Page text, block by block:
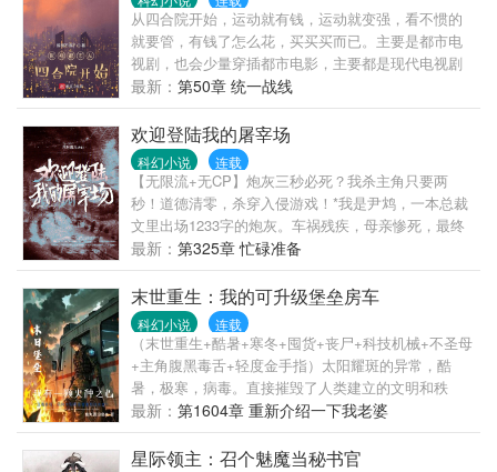
从四合院开始，运动就有钱，运动就变强，看不惯的
就要管，有钱了怎么花，买买买而已。主要是都市电
视剧，也会少量穿插都市电影，主要都是现代电视剧
如：四合院，欢乐颂、正阳门下、小女人、三十而
已，北京爱情故事、好先生、小欢喜、小舍得、我的
体育老师……
最新： 第50章 统一战线
欢迎登陆我的屠宰场
科幻小说 连载
【无限流+无CP】炮灰三秒必死？我杀主角只要两
秒！道德清零，杀穿入侵游戏！*我是尹鸩，一本总裁
文里出场1233字的炮灰。车祸残疾，母亲惨死，最终
没有尊严的‘被消失’——这是我的既定情节。一切悲
惨，只为衬托反派的残忍，再为女主高光时刻助力。
系统说：接受新身份，忘掉一切重新开始。我不！
【你拒绝了所有剧本，现在，去写你自己的】我被扔
进一场末日入侵游戏。赛博血族、古滇蛇疫、阴城归
魂、废土虫灾……无数副本和怪物正朝我和我的世界
呼啸而来，死亡如影随形。他们都说，炮灰活不过三
秒。巧了~我杀人不用三秒。主角们，欢迎登陆我的屠
宰场！这里是我的神国，你们的埋骨地！
最新： 第325章 忙碌准备
末世重生：我的可升级堡垒房车
科幻小说 连载
（末世重生+酷暑+寒冬+囤货+丧尸+科技机械+不圣母
+主角腹黑毒舌+轻度金手指）太阳耀斑的异常，酷
暑，极寒，病毒。直接摧毁了人类建立的文明和秩
序。一颗高等文明的科技球，带着李凡的记忆重回到
了大学时期的李凡身上。重生一世，李凡是否能真正
的活出自我，拭目以待。
最新： 第1604章 重新介绍一下我老婆
星际领主：召个魅魔当秘书官